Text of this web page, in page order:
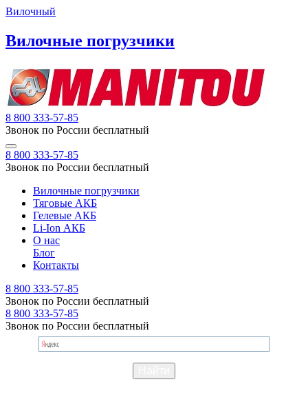
Вилочный
Вилочные погрузчики
8 800 333-57-85
Звонок по России бесплатный
8 800 333-57-85
Звонок по России бесплатный
Вилочные погрузчики
Тяговые АКБ
Гелевые АКБ
Li-Ion АКБ
О нас
Блог
Контакты
8 800 333-57-85
Звонок по России бесплатный
8 800 333-57-85
Звонок по России бесплатный